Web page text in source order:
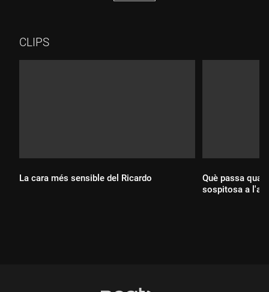
CLIPS
La cara més sensible del Ricardo
Què passa
sospitosa a